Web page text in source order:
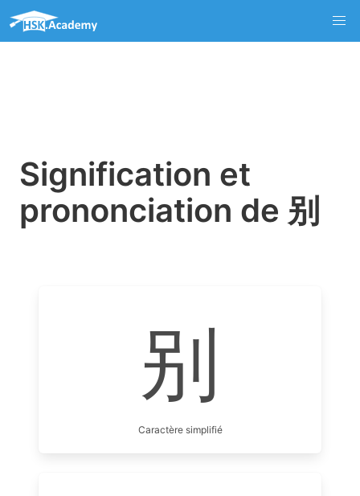
Signification et
prononciation de 别
别
Caractère simplifié